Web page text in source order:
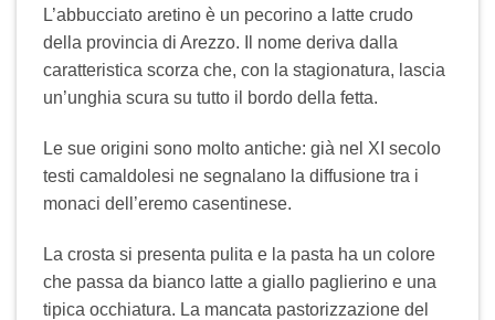
L’abbucciato aretino è un pecorino a latte crudo
della provincia di Arezzo. Il nome deriva dalla
caratteristica scorza che, con la stagionatura, lascia
un’unghia scura su tutto il bordo della fetta.
Le sue origini sono molto antiche: già nel XI secolo
testi camaldolesi ne segnalano la diffusione tra i
monaci dell’eremo casentinese.
La crosta si presenta pulita e la pasta ha un colore
che passa da bianco latte a giallo paglierino e una
tipica occhiatura. La mancata pastorizzazione del